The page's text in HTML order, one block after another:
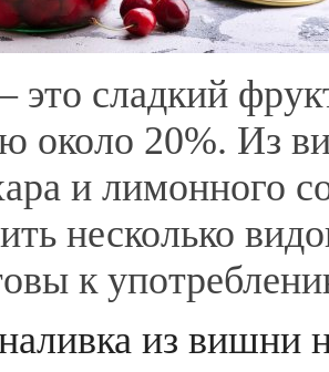
это сладкий
около 20%. Из
и лимонного
несколько
к
из вишни